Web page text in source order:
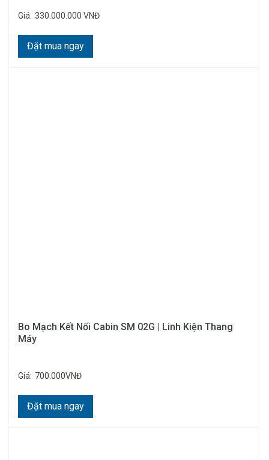
Giá: 330.000.000 VNĐ
Đặt mua ngay
Bo Mạch Kết Nối Cabin SM 02G | Linh Kiện Thang
Máy
Giá: 700.000VNĐ
Đặt mua ngay